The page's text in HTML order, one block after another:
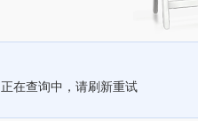
正在查询中，请刷新重试